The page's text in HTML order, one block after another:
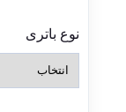
نوع باتری